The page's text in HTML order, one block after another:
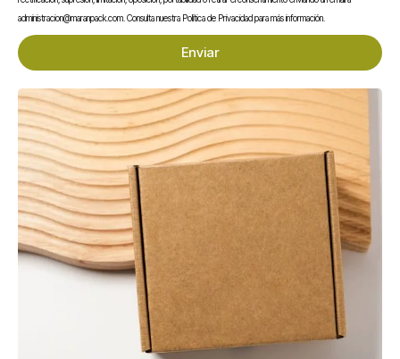
asa rizada 24+11×32
asa rizada 32+12×41
Bolsas de papel kraft para panadería, comercio y hostelería
Lasbolsas de papelde MaranPack están fabricadas en papel kraft
naturaly ofrecen una imagen elegante, profesional y sostenible.
Trabajamos dos líneas principales. Por un lado, las
bolsas de papel de
panaderíasin asa, en formatos pequeños para pan, bollería y comercio.
Por otro, lasbolsas de papel con asa rizada
, perfectas para entregas,
regalos y compras de mostrador.
Asimismo, todas nuestras bolsas son aptas para contacto alimentario
directo. Además, su acabado natural realza la presentación de cualquier
Tipos de bolsas de papel disponibles
administracion@maranpack.com. Consulta nuestra Política de Privacidad para más información.
Enviar